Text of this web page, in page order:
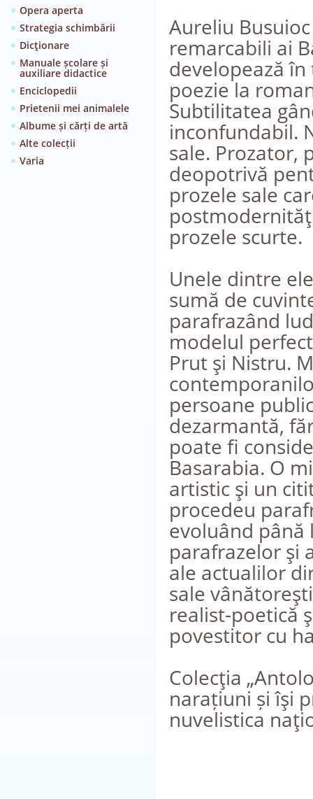
Opera aperta
Strategia schimbării
Dicţionare
Manuale școlare și
auxiliare didactice
Enciclopedii
Prietenii mei animalele
Albume și cărți de artă
Alte colecții
Varia
Aureliu
remarcabili ai
developează
poezie la
Subtilitatea
inconfundabil.
sale. Prozator,
deopotrivă
prozele sale
prozele scurte.
Unele dintre
sumă de
parafrazând
modelul
Prut şi Nistru.
persoane
dezarmantă,
poate fi
Basarabia. O
artistic şi un
procedeu
evoluând până
parafrazelor şi
ale actualilor
sale
realist-poetică
povestitor cu
Colecţia
narațiuni și îşi
nuvelistica